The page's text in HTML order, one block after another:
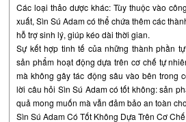
Các loại thảo dược khác: Tùy thuộc vào
xuất, Sìn Sú Adam có thể chứa thêm các
hỗ trợ sinh lý, giúp kéo dài thời gian.
Sự kết hợp tinh tế của những thành phần
sản phẩm hoạt động dựa trên cơ chế tự
mà không gây tác động sâu vào bên trong
lời câu hỏi Sìn Sú Adam có tốt không: sản
quả mong muốn mà vẫn đảm bảo an toàn
Sìn Sú Adam Có Tốt Không Dựa Trên Cơ